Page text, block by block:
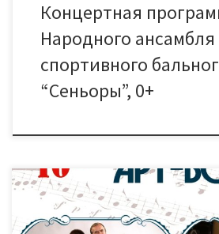
Концертная
Народного ансамбля
спортивного
“Сеньоры”, 0+
28 октября в 16.00 приглашаем Вас на